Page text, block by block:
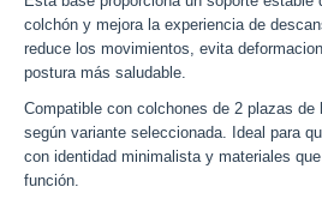
colchón y mejora la experiencia de
reduce los movimientos, evita
postura más saludable.
Compatible con colchones de 2 plazas de
según variante seleccionada. Ideal para
con identidad minimalista y materiales
función.